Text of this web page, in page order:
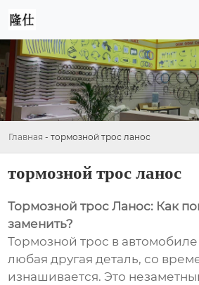
Главная - тормозной трос ланос
тормозной трос ланос
Тормозной трос Ланос: Как
заменить?
Тормозной трос в
любая другая деталь, со
изнашивается. Это